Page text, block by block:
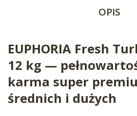
OPIS
EUPHORIA Fresh
12 kg —
karma super
średnich i dużych